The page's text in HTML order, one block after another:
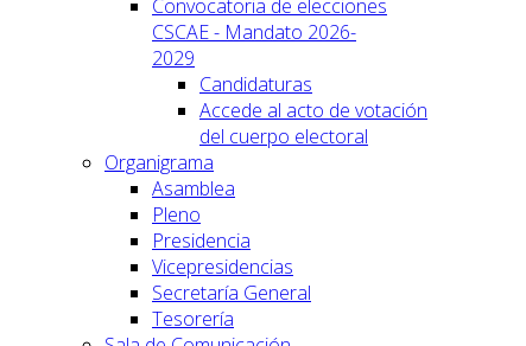
Convocatoria de elecciones
CSCAE - Mandato 2026-
2029
Candidaturas
Accede al acto de votación
del cuerpo electoral
Organigrama
Asamblea
Pleno
Presidencia
Vicepresidencias
Secretaría General
Tesorería